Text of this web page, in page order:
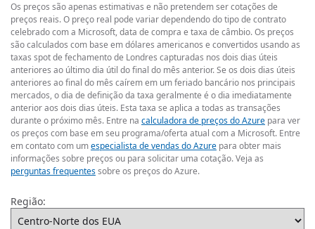
Os preços são apenas estimativas e não pretendem ser cotações de
preços reais. O preço real pode variar dependendo do tipo de contrato
celebrado com a Microsoft, data de compra e taxa de câmbio. Os preços
são calculados com base em dólares americanos e convertidos usando as
taxas spot de fechamento de Londres capturadas nos dois dias úteis
anteriores ao último dia útil do final do mês anterior. Se os dois dias úteis
anteriores ao final do mês caírem em um feriado bancário nos principais
mercados, o dia de definição da taxa geralmente é o dia imediatamente
anterior aos dois dias úteis. Esta taxa se aplica a todas as transações
durante o próximo mês. Entre na calculadora de preços do Azure para ver
os preços com base em seu programa/oferta atual com a Microsoft. Entre
em contato com umespecialista de vendas do Azure para obter mais
informações sobre preços ou para solicitar uma cotação. Veja as
perguntas frequentessobre os preços do Azure.
Região: